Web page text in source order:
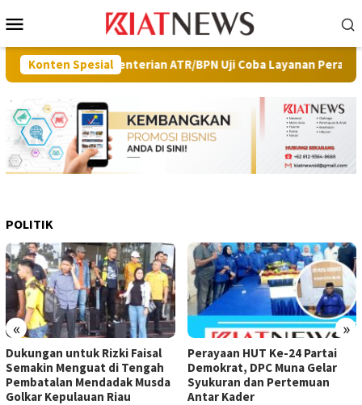
ke
Mobile
Konten Spesial
Kementerian ATR/BPN Uji Coba Layanan Peralihan Hak Target
POLITIK
« »
Perayaan HUT Ke-24 Partai
Demokrat, DPC Muna Gelar
Syukuran dan Pertemuan
Antar Kader
Bijak Menyikapi Kritik Publik,
Fadhal Rahmat Sampaikan
Permintaan Maaf